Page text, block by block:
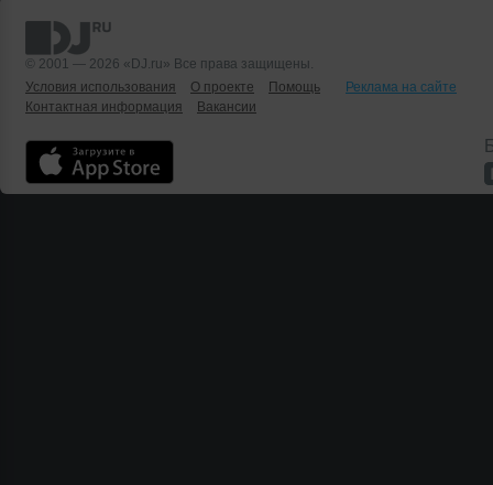
© 2001 — 2026 «DJ.ru» Все права защищены.
Условия использования
О проекте Помощь
Реклама на сайте
Контактная информация
Вакансии